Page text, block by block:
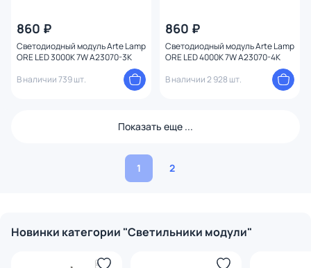
860 ₽
Светодиодный модуль Arte Lamp
ORE LED 3000К 7W A23070-3K
В наличии 739 шт.
860 ₽
Светодиодный модуль Arte Lamp
ORE LED 4000К 7W A23070-4K
В наличии 2 928 шт.
Показать еще ...
1 2
Новинки категории "Светильники модули"